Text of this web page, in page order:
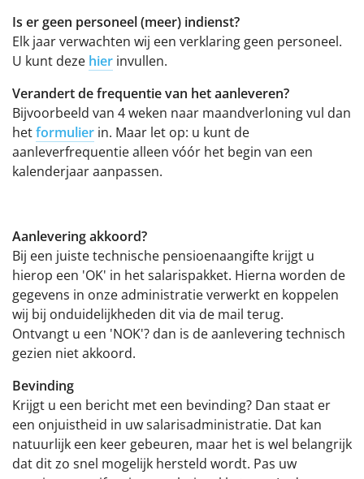
Is er geen personeel (meer) indienst?
Elk jaar verwachten wij een verklaring geen personeel.
U kunt deze hier invullen.
Verandert de frequentie van het aanleveren?
Bijvoorbeeld van 4 weken naar maandverloning vul dan
hetformulier in. Maar let op: u kunt de
aanleverfrequentie alleen vóór het begin van een
kalenderjaar aanpassen.
Aanlevering akkoord?
Bij een juiste technische pensioenaangifte krijgt u
hierop een 'OK' in het salarispakket. Hierna worden de
gegevens in onze administratie verwerkt en koppelen
wij bij onduidelijkheden dit via de mail terug.
Ontvangt u een 'NOK'? dan is de aanlevering technisch
gezien niet akkoord.
Bevinding
Krijgt u een bericht met een bevinding? Dan staat er
een onjuistheid in uw salarisadministratie. Dat kan
natuurlijk een keer gebeuren, maar het is wel belangrijk
dat dit zo snel mogelijk hersteld wordt. Pas uw